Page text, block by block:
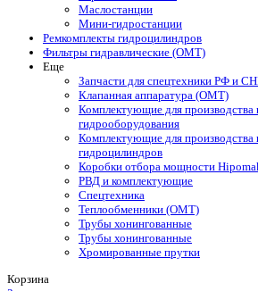
Маслостанции
Мини-гидростанции
Ремкомплекты гидроцилиндров
Фильтры гидравлические (OMT)
Еще
Запчасти для спецтехники РФ и
Клапанная аппаратура (OMT)
Комплектующие для производства
гидрооборудования
Комплектующие для производства
гидроцилиндров
Коробки отбора мощности
РВД и комплектующие
Спецтехника
Теплообменники (OMT)
Трубы хонингованные
Трубы хонингованные
Хромированные прутки
Корзина